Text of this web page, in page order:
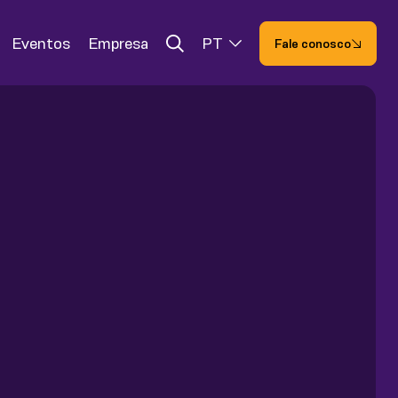
Eventos Empresa PT Fale conosco